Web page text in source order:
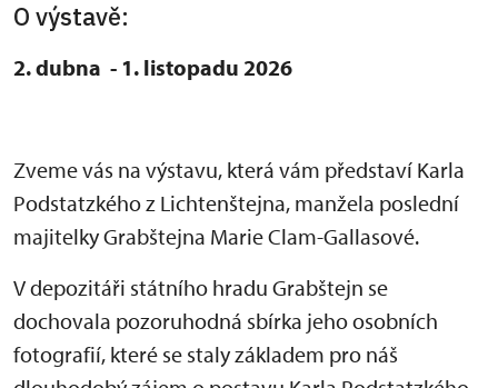
O výstavě:
2. dubna - 1. listopadu 2026
Zveme vás na výstavu, která vám představí Karla
Podstatzkého z Lichtenštejna, manžela poslední
majitelky Grabštejna Marie Clam-Gallasové.
V depozitáři státního hradu Grabštejn se
dochovala pozoruhodná sbírka jeho osobních
fotografií, které se staly základem pro náš